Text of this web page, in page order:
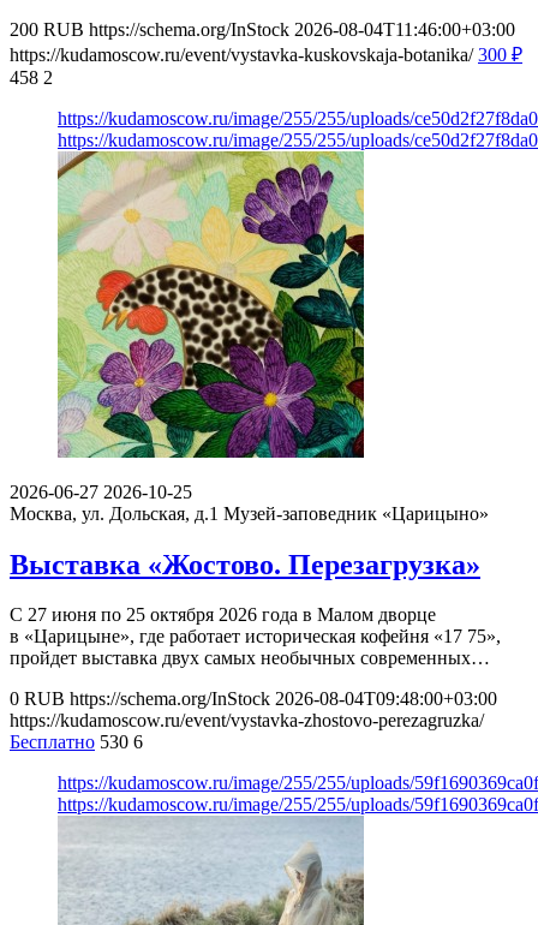
200 RUB https://schema.org/InStock 2026-08-04T11:46:00+03:00
https://kudamoscow.ru/event/vystavka-kuskovskaja-botanika/ 300 ₽
458 2
https://kudamoscow.ru/image/255/255/uploads/
https://kudamoscow.ru/image/255/255/uploads/
2026-06-27 2026-10-25
Москва, ул. Дольская, д.1 Музей-заповедник «Царицыно»
Выставка «Жостово. Перезагрузка»
С 27 июня по 25 октября 2026 года в Малом дворце
в «Царицыне», где работает историческая кофейня «17 75»,
пройдет выставка двух самых необычных современных…
0 RUB https://schema.org/InStock 2026-08-04T09:48:00+03:00
https://kudamoscow.ru/event/vystavka-zhostovo-perezagruzka/
Бесплатно 530 6
https://kudamoscow.ru/image/255/255/uploads/
https://kudamoscow.ru/image/255/255/uploads/